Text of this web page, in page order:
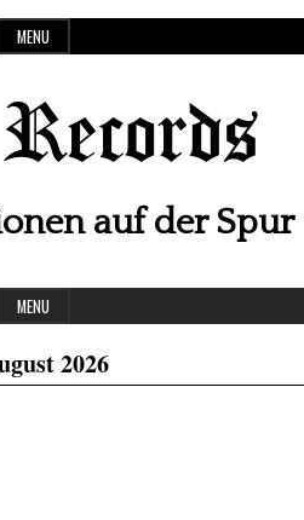
MENU
auf der Spur
MENU
2026